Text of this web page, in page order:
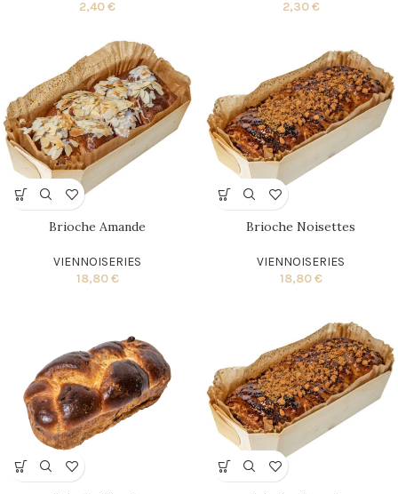
2,40€
2,30€
Brioche Amande
VIENNOISERIES
18,80€
Brioche Noisettes
VIENNOISERIES
18,80€